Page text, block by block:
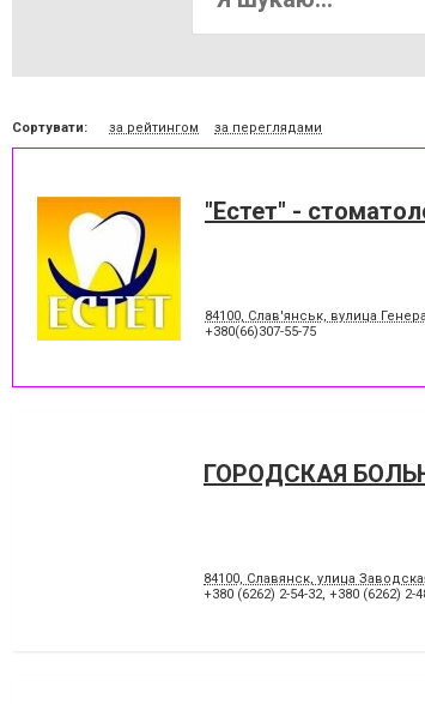
Сортувати: за рейтингом за переглядами
"Естет" -
84100, Слав'янськ, вулица
+380(66)307-55-75
ГОРОДСКАЯ
84100, Славянск, улица
+380 (6262) 2-54-32, +380 (6262) 2-